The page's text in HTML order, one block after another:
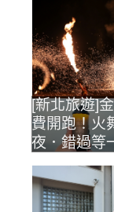
[新北旅遊]
費開跑！火
夜．錯過等